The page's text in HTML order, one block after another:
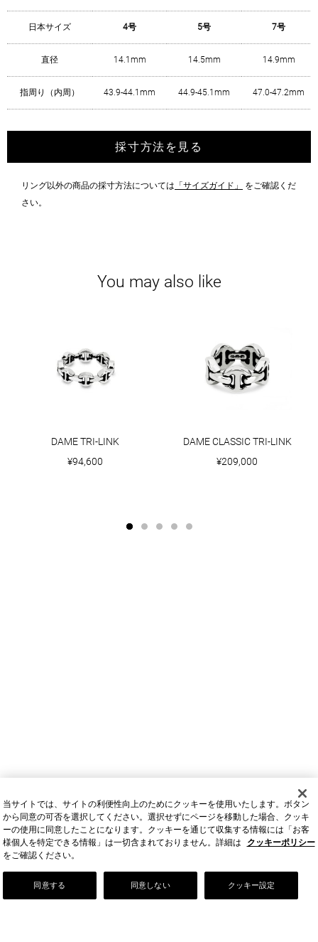
日本サイズ 4号 5号 7号
直径 14.1mm 14.5mm 14.9mm
指周り（内周） 43.9-44.1mm 44.9-45.1mm 47.0-47.2mm
採寸方法を見る
リング以外の商品の採寸方法については 「サイズガイド」
をご確認くだ
さい。
You may also like
DAME TRI-LINK
¥94,600
DAME CLASSIC TRI-LINK
¥209,000
Our Story
当サイトでは、サイトの利便性向上のためにクッキーを使用いたします。ボタン
から同意の可否を選択してください。選択せずにページを移動した場合、クッキ
ーの使用に同意したことになります。クッキーを通じて収集する情報には「お客
様個人を特定できる情報」は一切含まれておりません。詳細は
クッキーポリシー
をご確認ください。
クッキー設定
同意しない
同意する